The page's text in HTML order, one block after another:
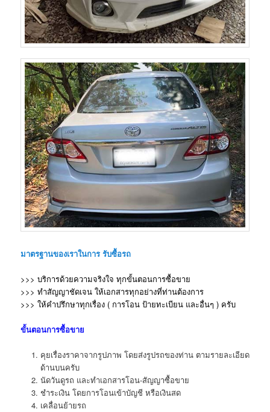
มาตรฐานของเราในการ รับซื้อรถ
>>> บริการด้วยความจริงใจ ทุกขั้นตอนการซื้อขาย
>>> ทำสัญญาชัดเจน ให้เอกสารทุกอย่างที่ท่านต้องการ
>>> ให้คำปรึกษาทุกเรื่อง ( การโอน ป้ายทะเบียน และอื่นๆ ) ครับ
ขั้นตอนการซื้อขาย
คุยเรื่องราคาจากรูปภาพ โดยส่งรูปรถของท่าน ตามรายละเอียด
ด้านบนครับ
นัดวันดูรถ และทำเอกสารโอน-สัญญาซื้อขาย
ชำระเงิน โดยการโอนเข้าบัญชี หรือเงินสด
เคลื่อนย้ายรถ